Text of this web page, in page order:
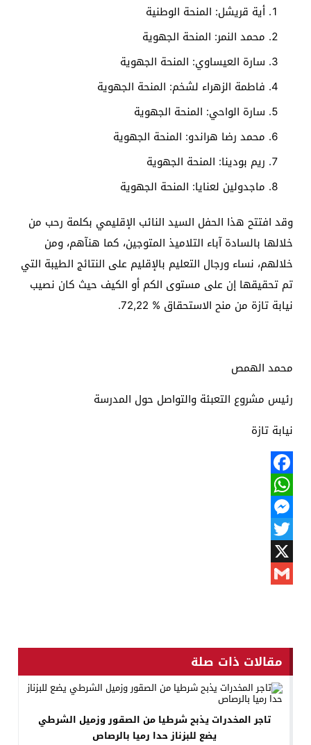
أية قريشل: المنحة الوطنية
محمد النمر: المنحة الجهوية
سارة العيساوي: المنحة الجهوية
فاطمة الزهراء لشخم: المنحة الجهوية
سارة الواحي: المنحة الجهوية
محمد رضا هراندو: المنحة الجهوية
ريم بودينا: المنحة الجهوية
ماجدولين لعنايا: المنحة الجهوية
وقد افتتح هذا الحفل السيد النائب الإقليمي بكلمة رحب من
خلالها بالسادة آباء التلاميذ المتوجين، كما هنآهم، ومن
خلالهم، نساء ورجال التعليم بالإقليم على النتائج الطيبة التي
تم تحقيقها إن على مستوى الكم أو الكيف حيث كان نصيب
نيابة تازة من منح الاستحقاق 72,22 %
.
محمد الهمص
رئيس مشروع التعبئة والتواصل حول المدرسة
نيابة تازة
Facebook
WhatsApp
Messenger
Twitter
X
مقالات ذات صلة
تاجر المخدرات يذبح شرطيا من الصقور وزميل الشرطي
يضع للبزناز حدا رميا بالرصاص